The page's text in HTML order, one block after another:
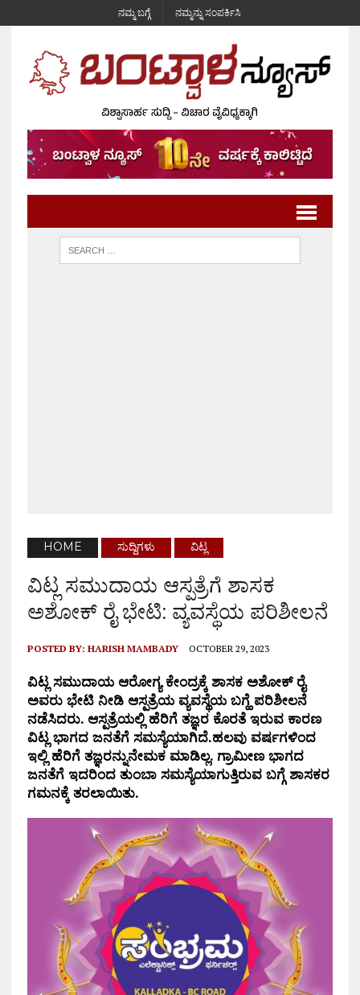
ನಮ್ಮ ಬಗ್ಗೆ ನಮ್ಮನ್ನು ಸಂಪರ್ಕಿಸಿ
HOME ಸುದ್ದಿಗಳು ವಿಟ್ಲ
ವಿಟ್ಲ ಸಮುದಾಯ ಆಸ್ಪತ್ರೆಗೆ ಶಾಸಕ
ಅಶೋಕ್ ರೈ ಭೇಟಿ: ವ್ಯವಸ್ಥೆಯ ಪರಿಶೀಲನೆ
POSTED BY: HARISH MAMBADY OCTOBER 29, 2023
ವಿಟ್ಲ ಸಮುದಾಯ ಆರೋಗ್ಯ ಕೇಂದ್ರಕ್ಕೆ ಶಾಸಕ ಅಶೋಕ್ ರೈ
ಅವರು ಭೇಟಿ ನೀಡಿ ಆಸ್ಪತ್ರೆಯ ವ್ಯವಸ್ಥೆಯ ಬಗ್ಹೆ ಪರಿಶೀಲನೆ
ನಡೆಸಿದರು. ಆಸ್ಪತ್ರೆಯಲ್ಲಿ ಹೆರಿಗೆ ತಜ್ಞರ ಕೊರತೆ ಇರುವ ಕಾರಣ‌
ವಿಟ್ಲ ಭಾಗದ ಜನತೆಗೆ ಸಮಸ್ಯೆಯಾಗಿದೆ.‌ಹಲವು ವರ್ಷಗಳಿಂದ
ಇಲ್ಲಿ ಹೆರಿಗೆ ತಜ್ಞರನ್ನುನೇಮಕ ಮಾಡಿಲ್ಲ. ಗ್ರಾಮೀಣ ಭಾಗದ
ಜನತೆಗೆ ಇದರಿಂದ ತುಂಬಾ ಸಮಸ್ಯೆಯಾಗುತ್ತಿರುವ ಬಗ್ಗೆ ಶಾಸಕರ
ಗಮನಕ್ಕೆ ತರಲಾಯಿತು.